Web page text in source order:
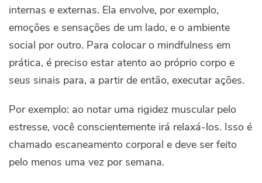
internas e externas. Ela envolve, por exemplo,
emoções e sensações de um lado, e o ambiente
social por outro. Para colocar o mindfulness em
prática, é preciso estar atento ao próprio corpo e
seus sinais para, a partir de então, executar ações.
Por exemplo: ao notar uma rigidez muscular pelo
estresse, você conscientemente irá relaxá-los. Isso é
chamado escaneamento corporal e deve ser feito
pelo menos uma vez por semana.